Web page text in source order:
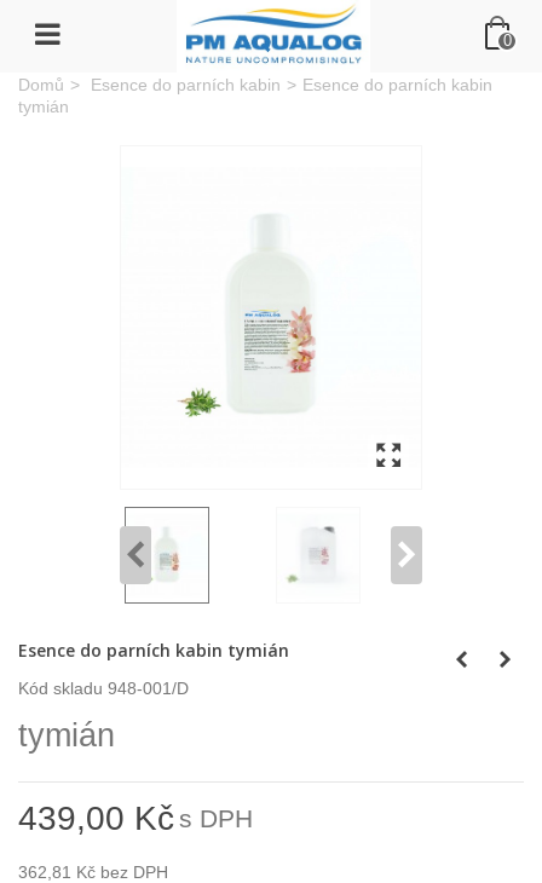
0
Domů > Esence do parních kabin > Esence do parních kabin
tymián
Esence do parních kabin tymián
Kód skladu 948-001/D
tymián
439,00 Kčs DPH
362,81 Kč bez DPH